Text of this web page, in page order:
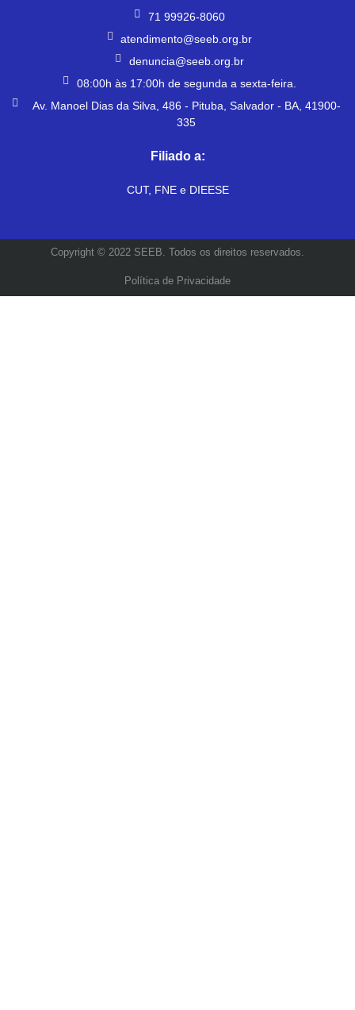
71 99926-8060
atendimento@seeb.org.br
denuncia@seeb.org.br
08:00h às 17:00h de segunda a sexta-feira.
Av. Manoel Dias da Silva, 486 - Pituba, Salvador - BA, 41900-
335
Filiado a:
CUT, FNE e DIEESE
Copyright © 2022 SEEB. Todos os direitos reservados.
Política de Privacidade